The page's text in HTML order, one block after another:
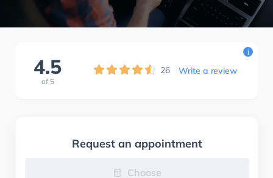
4.5
of 5
26 Write a review
i
Request an appointment
Choose